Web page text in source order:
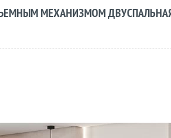
МЕХАНИЗМОМ